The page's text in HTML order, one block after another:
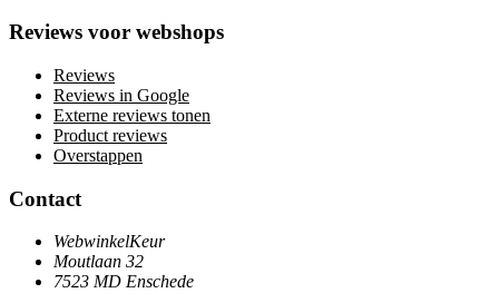
Reviews voor webshops
Reviews
Reviews in Google
Externe reviews tonen
Product reviews
Overstappen
Contact
WebwinkelKeur
Moutlaan 32
7523 MD Enschede